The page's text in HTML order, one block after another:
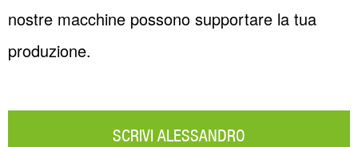
nostre macchine possono supportare la tua
produzione.
SCRIVI ALESSANDRO